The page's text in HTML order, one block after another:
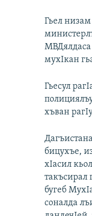
Гьел
МВДялдаса
мухIкан
Гьесул
хъван
бицухъе,
хIасил
такъсирал
бугеб
соналда